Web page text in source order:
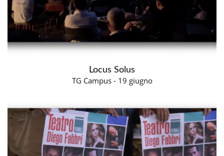
Locus Solus
TG Campus - 19 giugno